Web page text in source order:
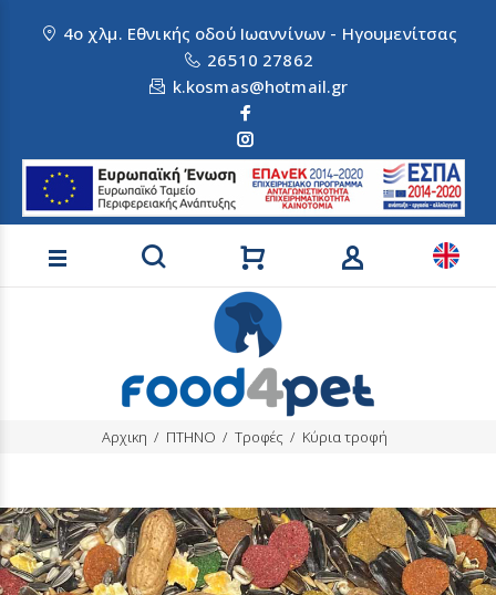
4ο χλμ. Εθνικής οδού Ιωαννίνων - Ηγουμενίτσας
26510 27862
k.kosmas@hotmail.gr
Αναζήτηση προϊόντων
Αρχικη ΠΤΗΝΟ Τροφές Κύρια τροφή